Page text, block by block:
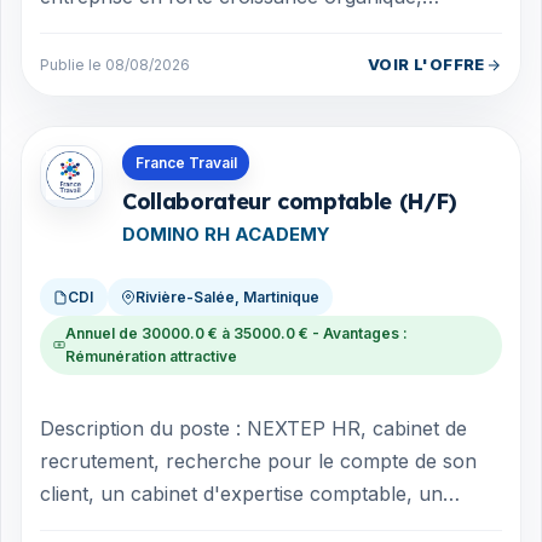
Publie le 08/08/2026 VOIR L'OFFRE
France Travail
Collaborateur comptable (H/F)
DOMINO RH ACADEMY
CDI Rivière-Salée, Martinique
Annuel de 30000.0 € à 35000.0 € - Avantages :
Rémunération attractive
Description du poste : NEXTEP HR, cabinet de
recrutement, recherche pour le compte de son
client, un cabinet d'expertise comptable, un
Offres en Martinique